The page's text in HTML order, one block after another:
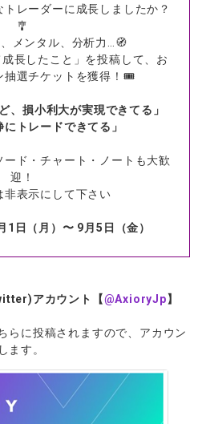
レーダーに成長しましたか？
🎐
メンタル、分析力…🧭
成長したこと」を投稿して、お
抽選チケットを獲得！🎟️
、損小利大が実現できてる」
にトレードできてる」
ド・チャート・ノートも大歓
迎！
表示にして下さい
1日（月）〜 9月5日（金）
アカウント【@AxioryJp】
らに投稿されますので、アカウン
ます。